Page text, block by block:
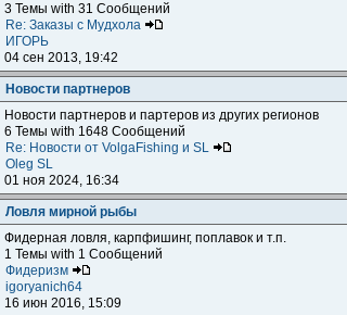
3 Темы with 31 Сообщений
Re: Заказы с Мудхола
ИГОРЬ
04 сен 2013, 19:42
Новости партнеров
Новости партнеров и партеров из других регионов
6 Темы with 1648 Сообщений
Re: Новости от VolgaFishing и SL
Oleg SL
01 ноя 2024, 16:34
Ловля мирной рыбы
Фидерная ловля, карпфишинг, поплавок и т.п.
1 Темы with 1 Сообщений
Фидеризм
igoryanich64
16 июн 2016, 15:09